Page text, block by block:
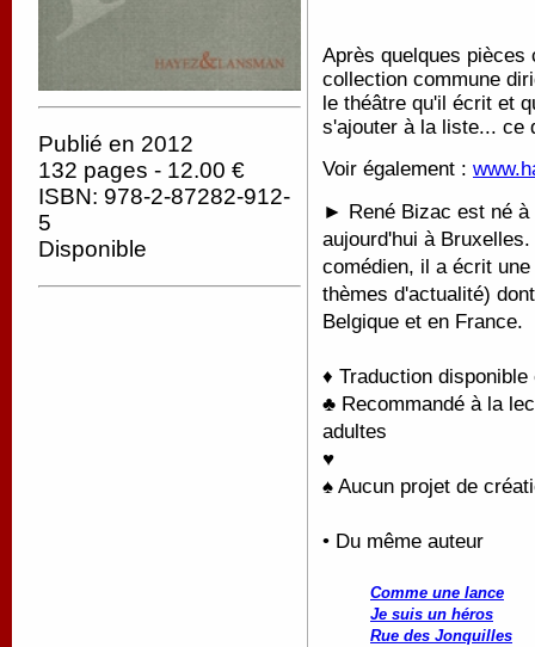
Publié en 2012
132 pages - 12.00 €
ISBN: 978-2-87282-912-
5
Disponible
Après quelques pièces
collection commune
le théâtre qu'il écrit et
s'ajouter à la liste... ce
Voir également :
► René Bizac est né
aujourd'hui à
comédien, il a écrit
thèmes d'actualité)
Belgique et en France.
♦ Traduction
♣ Recommandé à la
adultes
♥
♠ Aucun projet de
• Du même auteur
Comme une lance
Je suis un héros
Rue des Jonquilles